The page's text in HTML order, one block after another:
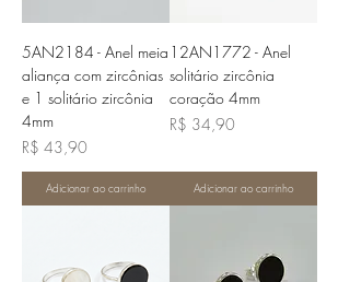
5AN2184 - Anel meia
aliança com zircônias
e 1 solitário zircônia
4mm
Preço
R$ 43,90
Adicionar ao carrinho
12AN1772 - Anel
solitário zircônia
coração 4mm
Preço
R$ 34,90
Adicionar ao carrinho